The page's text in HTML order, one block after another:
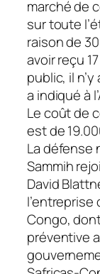
marché de
sur toute
raison de
avoir reçu
public, il
a indiqué à
Le coût de
est de
La défense
Sammih
David
Congo,
préventive